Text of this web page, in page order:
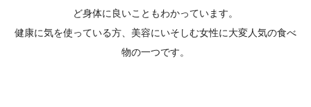
ど身体に良いこともわかっています。
健康に気を使っている方、美容にいそしむ女性に大変人気の食べ
物の一つです。